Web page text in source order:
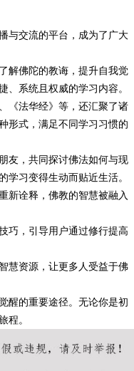
与交流的平台，成为了广大
解佛陀的教诲，提升自我觉
系统且权威的学习内容。
《法华经》等，还汇聚了诸
形式，满足不同学习习惯的
友，共同探讨佛法如何与现
习变得生动而贴近生活。
新诠释，佛教的智慧被融入
巧，引导用户通过修行提高
慧资源，让更多人受益于佛
醒的重要途径。无论你是初
程。
保障